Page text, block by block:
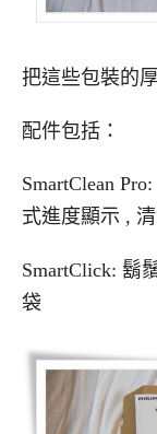
把這些包裝的
配件包括：
SmartClean
式進度顯示 ,
SmartClick: 鬍
袋